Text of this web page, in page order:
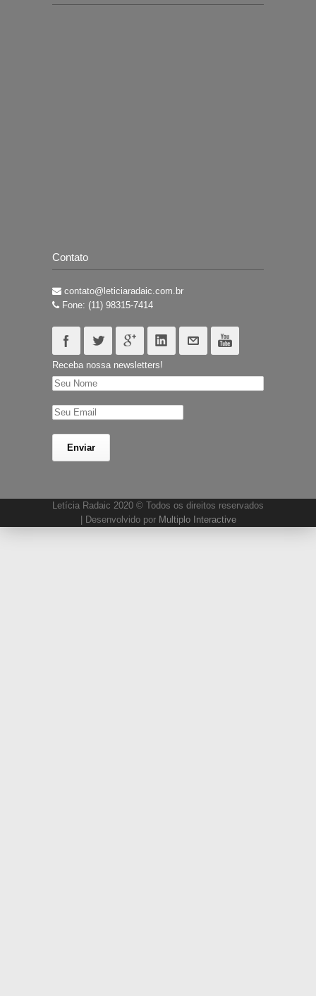
Contato
contato@leticiaradaic.com.br
Fone: (11) 98315-7414
Receba nossa newsletters!
Letícia Radaic 2020 © Todos os direitos reservados
| Desenvolvido por Multiplo Interactive